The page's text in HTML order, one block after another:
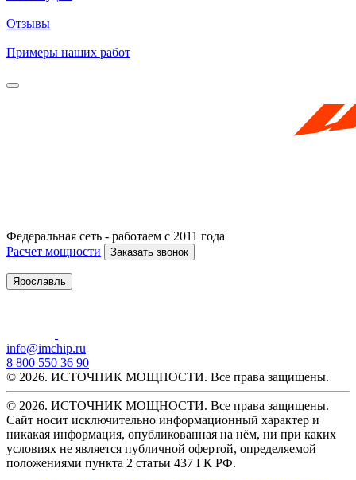
Отзывы
Примеры наших работ
Федеральная сеть - работаем с 2011 года
Расчет мощности
Заказать звонок
Ярославль
info@imchip.ru
8 800 550 36 90
© 2026. ИСТОЧНИК МОЩНОСТИ. Все права защищены.
© 2026. ИСТОЧНИК МОЩНОСТИ. Все права защищены.
Сайт носит исключительно информационный характер и
никакая информация, опубликованная на нём, ни при каких
условиях не является публичной офертой, определяемой
положениями пункта 2 статьи 437 ГК РФ.